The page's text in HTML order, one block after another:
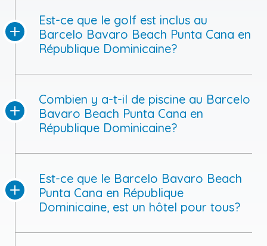
Est-ce que le golf est inclus au
Barcelo Bavaro Beach Punta Cana en
République Dominicaine?
Combien y a-t-il de piscine au Barcelo
Bavaro Beach Punta Cana en
République Dominicaine?
Est-ce que le Barcelo Bavaro Beach
Punta Cana en République
Dominicaine, est un hôtel pour tous?